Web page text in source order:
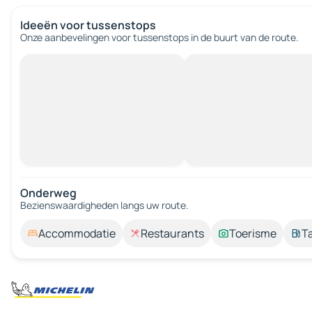
Ideeën voor tussenstops
Onze aanbevelingen voor tussenstops in de buurt van de route.
Onderweg
Bezienswaardigheden langs uw route.
Accommodatie Restaurants Toerisme